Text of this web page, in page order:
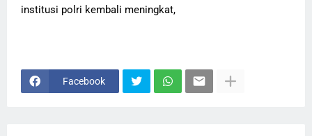
institusi polri kembali meningkat,
Facebook